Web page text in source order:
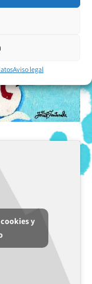
Aviso legal
y